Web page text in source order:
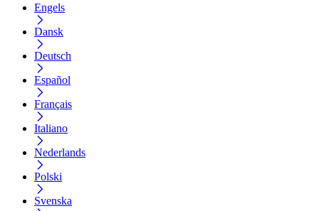
Engels
Dansk
Deutsch
Español
Français
Italiano
Nederlands
Polski
Svenska